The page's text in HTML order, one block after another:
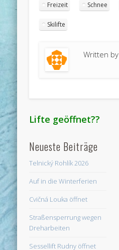
Freizeit Schnee
Skilifte
Written by
Lifte geöffnet??
Neueste Beiträge
Telnický Rohlík 2026
Auf in die Winterferien
Cvičná Louka öffnet
Straßensperrung wegen
Dreharbeiten
Sessellift Rudny öffnet